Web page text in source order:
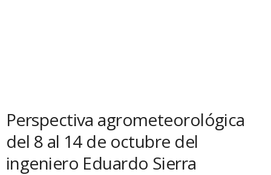
Perspectiva agrometeorológica
del 8 al 14 de octubre del
ingeniero Eduardo Sierra